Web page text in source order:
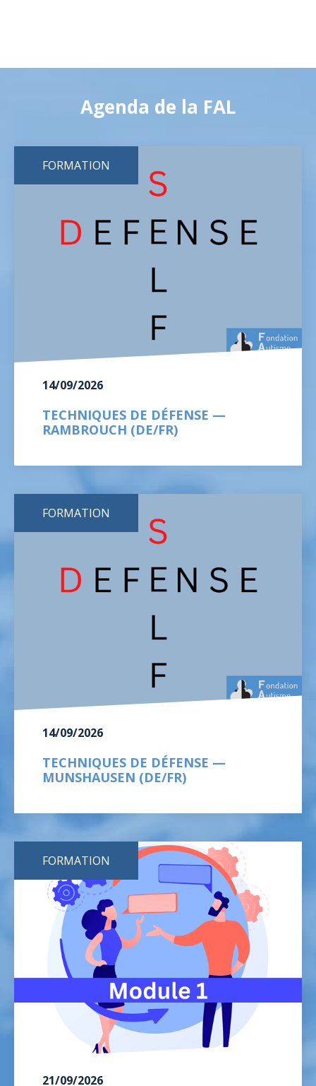
Agenda de la FAL
FORMATION
14/09/2026
TECHNIQUES DE DÉFENSE —
RAMBROUCH (DE/FR)
FORMATION
14/09/2026
TECHNIQUES DE DÉFENSE —
MUNSHAUSEN (DE/FR)
FORMATION
21/09/2026